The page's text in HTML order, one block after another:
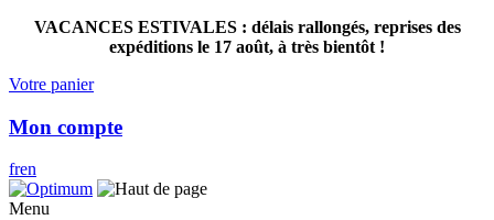
VACANCES ESTIVALES : délais rallongés, reprises des
expéditions le 17 août, à très bientôt !
Votre panier
Mon compte
fren
Menu